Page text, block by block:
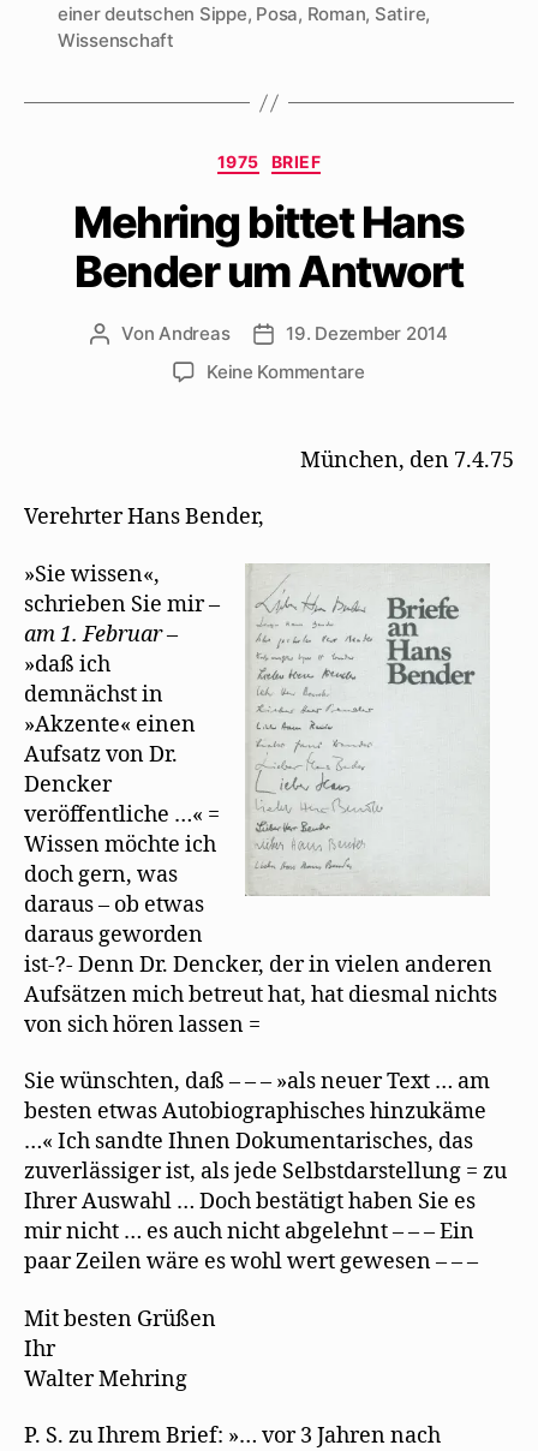
einer deutschen Sippe, Posa, Roman, Satire,
Wissenschaft
Kategorien
1975 BRIEF
Mehring bittet Hans
Bender um Antwort
Beitragsautor
Von Andreas Beitragsdatum
19. Dezember 2014
Keine Kommentarezu
Hans
Bender
München, den 7.4.75
Verehrter Hans Bender,
»Sie wissen«,
schrieben Sie mir –
am 1. Februar–
»daß ich
demnächst in
»Akzente« einen
Aufsatz von Dr.
Dencker
veröffentliche …« =
Wissen möchte ich
doch gern, was
daraus – ob etwas
daraus geworden
ist-?- Denn Dr. Dencker, der in vielen anderen
Aufsätzen mich betreut hat, hat diesmal nichts
von sich hören lassen =
Sie wünschten, daß – – – »als neuer Text … am
besten etwas Autobiographisches hinzukäme
…« Ich sandte Ihnen Dokumentarisches, das
zuverlässiger ist, als jede Selbstdarstellung = zu
Ihrer Auswahl … Doch bestätigt haben Sie es
mir nicht … es auch nicht abgelehnt – – – Ein
paar Zeilen wäre es wohl wert gewesen – – –
Mit besten Grüßen
Ihr
Walter Mehring
P. S. zu Ihrem Brief: »… vor 3 Jahren nach